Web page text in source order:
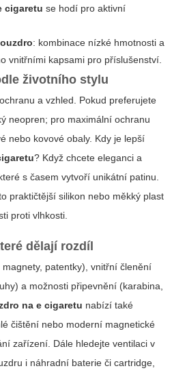
cigaretu se hodí pro aktivní
: kombinace nízké hmotnosti a
vnitřními kapsami pro příslušenství.
životního stylu
a vzhled. Pokud preferujete
neopren; pro maximální ochranu
nebo kovové obaly. Kdy je lepší
? Když chcete eleganci a
s časem vytvoří unikátní patinu.
praktičtější silikon nebo měkký plast
proti vlhkosti.
dělají rozdíl
patentky), vnitřní členění
a možnosti připevnění (karabina,
na e cigaretu nabízí také
čištění nebo moderní magnetické
zařízení. Dále hledejte ventilaci v
i náhradní baterie či cartridge,